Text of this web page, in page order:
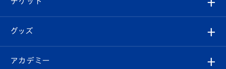
チケット
イベント
エンブレム紹介
スタッフプロフィール
はじめての観戦ガイド
Revive Team
フォトギャラリー
チケット
グッズ
オンラインショップ
アカデミー